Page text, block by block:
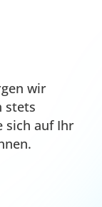
Ugur
Subway